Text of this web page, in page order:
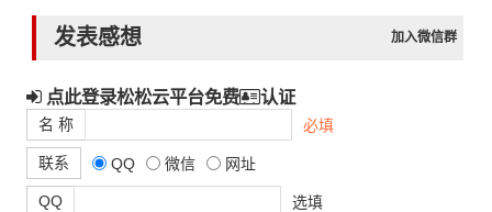
发表感想 加入微信群
点此登录松松云平台免费 认证
名 称 必填
联系 QQ 微信 网址
QQ 选填